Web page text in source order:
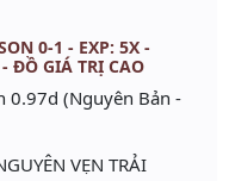
0-1 - EXP: 5X -
ĐỒ GIÁ TRỊ CAO
0.97d (Nguyên Bản -
VẸN TRẢI